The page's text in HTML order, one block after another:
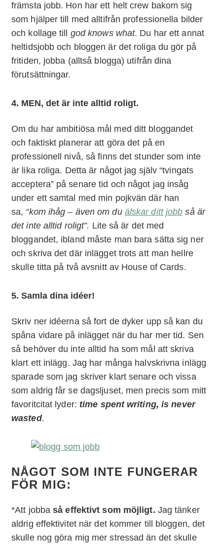
främsta jobb. Hon har ett helt crew bakom sig
som hjälper till med alltifrån professionella bilder
och kollage till god knows what. Du har ett annat
heltidsjobb och bloggen är det roliga du gör på
fritiden, jobba (alltså blogga) utifrån dina
förutsättningar.
4. MEN, det är inte alltid roligt.
Om du har ambitiösa mål med ditt bloggandet
och faktiskt planerar att göra det på en
professionell nivå, så finns det stunder som inte
är lika roliga. Detta är något jag själv “tvingats
acceptera” på senare tid och något jag insåg
under ett samtal med min pojkvän där han
sa, “kom ihåg – även om du älskar ditt jobb så är
det inte alltid roligt”. Lite så är det med
bloggandet, ibland måste man bara sätta sig ner
och skriva det där inlägget trots att man hellre
skulle titta på två avsnitt av House of Cards.
5. Samla dina idéer!
Skriv ner idéerna så fort de dyker upp så kan du
spåna vidare på inlägget när du har mer tid. Sen
så behöver du inte alltid ha som mål att skriva
klart ett inlägg. Jag har många halvskrivna inlägg
sparade som jag skriver klart senare och vissa
som aldrig får se dagsljuset, men precis som mitt
favoritcitat lyder: time spent writing, is never
wasted.
NÅGOT SOM INTE FUNGERAR
FÖR MIG:
*Att jobbaså effektivt som möjligt. Jag tänker
aldrig effektivitet när det kommer till bloggen, det
skulle nog göra mig mer stressad än det skulle